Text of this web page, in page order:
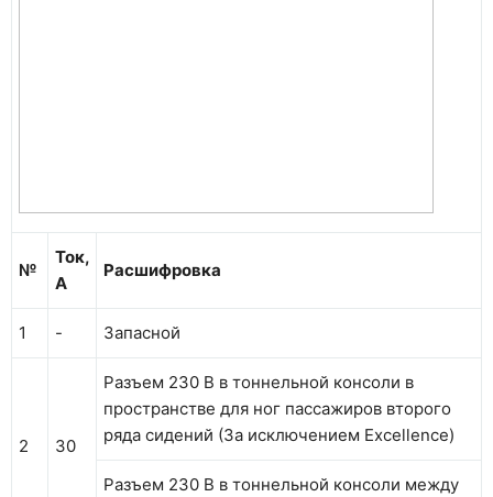
№
Ток,
А
Расшифровка
1 - Запасной
2 30
Разъем 230 В в тоннельной консоли в
пространстве для ног пассажиров второго
ряда сидений (За исключением Excellence)
Разъем 230 В в тоннельной консоли между